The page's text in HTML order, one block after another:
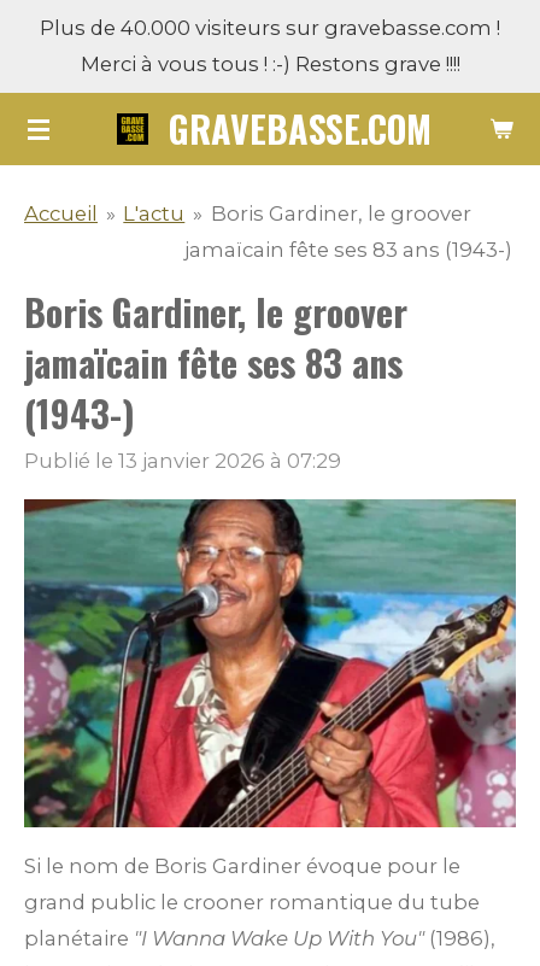
Passer
contenu
principal
GRAVEBASSE.COM
Plus de 40.000 visiteurs sur gravebasse.com !
Merci à vous tous ! :-) Restons grave !!!!
Accueil » L'actu » Boris Gardiner, le groover
jamaïcain fête ses 83 ans (1943-)
Boris Gardiner, le groover
jamaïcain fête ses 83 ans
(1943-)
Publié le 13 janvier 2026 à 07:29
Si le nom de Boris Gardiner évoque pour le
grand public le crooner romantique du tube
planétaire "I Wanna Wake Up With You"(1986),